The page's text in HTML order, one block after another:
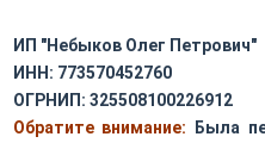
ИП "Небыков Олег Петрович"
ИНН: 773570452760
ОГРНИП: 325508100226912
Обратите внимание: Была